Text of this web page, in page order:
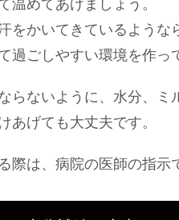
温めてあげましょう。
をかいてきているような
過ごしやすい環境を作っ
らないように、水分、ミ
あげても大丈夫です。
際は、病院の医師の指示